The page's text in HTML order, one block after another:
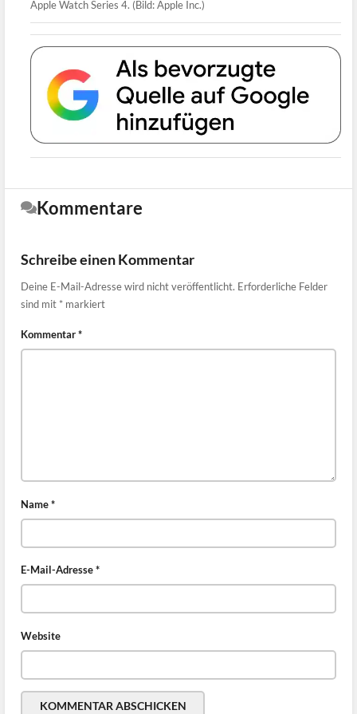
Apple Watch Series 4. (Bild: Apple Inc.)
Kommentare
Schreibe einen Kommentar
Deine E-Mail-Adresse wird nicht veröffentlicht. Erforderliche Felder
sind mit * markiert
Kommentar*
Name*
E-Mail-Adresse*
Website